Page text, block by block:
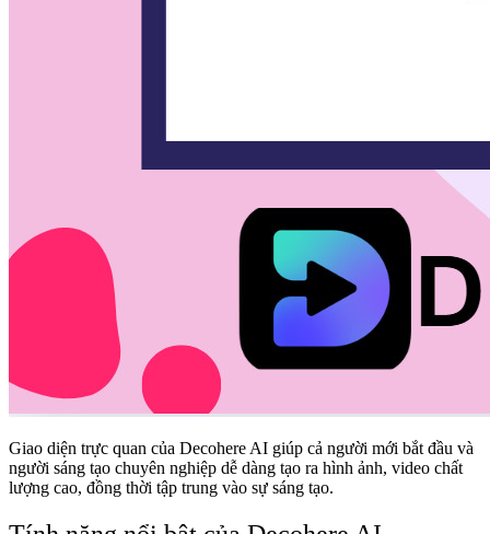
Giao diện trực quan của Decohere AI giúp cả người mới bắt đầu và
người sáng tạo chuyên nghiệp dễ dàng tạo ra hình ảnh, video chất
lượng cao, đồng thời tập trung vào sự sáng tạo.